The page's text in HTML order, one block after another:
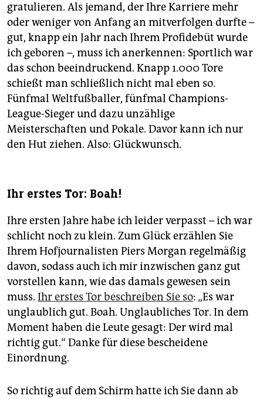
gratulieren. Als jemand, der Ihre Karriere mehr
oder weniger von Anfang an mitverfolgen durfte –
gut, knapp ein Jahr nach Ihrem Profidebüt wurde
ich geboren –, muss ich anerkennen: Sportlich war
das schon beeindruckend. Knapp 1.000 Tore
schießt man schließlich nicht mal eben so.
Fünfmal Weltfußballer, fünfmal Champions-
League-Sieger und dazu unzählige
Meisterschaften und Pokale. Davor kann ich nur
den Hut ziehen. Also: Glückwunsch.
Ihr erstes Tor: Boah!
Ihre ersten Jahre habe ich leider verpasst – ich war
schlicht noch zu klein. Zum Glück erzählen Sie
Ihrem Hofjournalisten Piers Morgan regelmäßig
davon, sodass auch ich mir inzwischen ganz gut
vorstellen kann, wie das damals gewesen sein
muss. Ihr erstes Tor beschreiben Sie so: „Es war
unglaublich gut. Boah. Unglaubliches Tor. In dem
Moment haben die Leute gesagt: Der wird mal
richtig gut.“ Danke für diese bescheidene
Einordnung.
So richtig auf dem Schirm hatte ich Sie dann ab